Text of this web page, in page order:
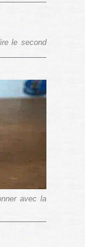
le second
avec la